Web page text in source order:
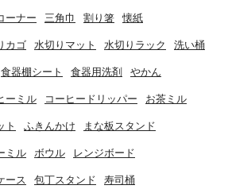
ーナー 三角巾 割り箸 懐紙
カゴ 水切りマット 水切りラック 洗い桶
食器棚シート 食器用洗剤 やかん
ーミル コーヒードリッパー お茶ミル
ト ふきんかけ まな板スタンド
ミル ボウル レンジボード
ース 包丁スタンド 寿司桶